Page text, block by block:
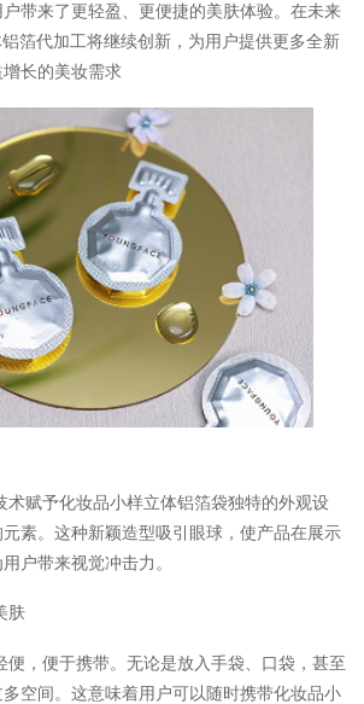
带来了更轻盈、更便捷的美肤体验。在未来
箔代加工将继续创新，为用户提供更多全新
长的美妆需求
术赋予化妆品小样立体铝箔袋独特的外观设
素。这种新颖造型吸引眼球，使产品在展示
户带来视觉冲击力。
肤
便，便于携带。无论是放入手袋、口袋，甚至
空间。这意味着用户可以随时携带化妆品小